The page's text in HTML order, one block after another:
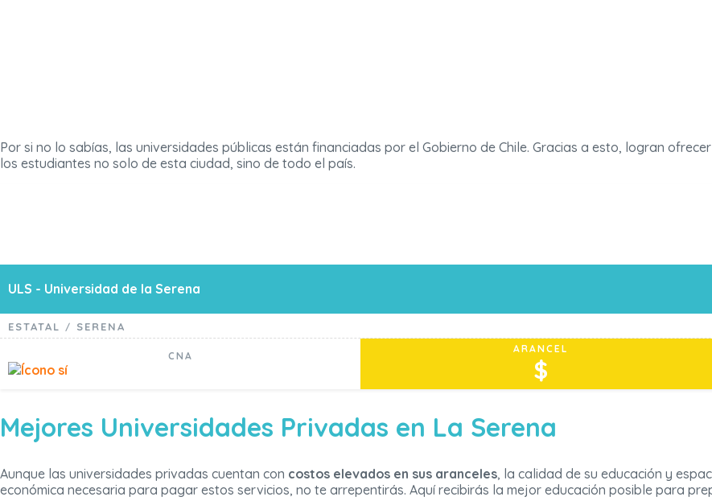
Por si no lo sabías, las universidades públicas están financiadas por el Gobierno de Chile. Gracias a esto, logran
los estudiantes no solo de esta ciudad, sino de todo el país.
ULS - Universidad de la Serena
ESTATAL / SERENA
CNA
ARANCEL
$
Mejores Universidades Privadas en La Serena
Aunque las universidades privadas cuentan con costos elevados en sus aranceles, la calidad de su educación y
económica necesaria para pagar estos servicios, no te arrepentirás. Aquí recibirás la mejor educación posible para